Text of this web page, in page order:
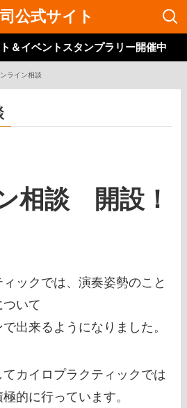
公式サイト
＆イベントスタンプラリー開催中
ライン相談
相談 開設！
ックでは、演奏姿勢のこと
いて
出来るようになりました。
カイロプラクティックでは
的に行っています。